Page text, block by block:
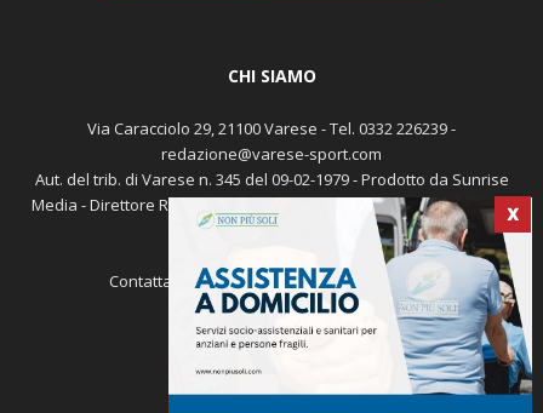
X
CHI SIAMO
Via Caracciolo 29, 21100 Varese - Tel. 0332 226239 -
redazione@varese-sport.com
Aut. del trib. di Varese n. 345 del 09-02-1979 - Prodotto da Sunrise
Media - Direttore Responsabile: Michele Marocco -Cookie policy
Pubblicità
Contattaci: redazione@varese-sport.com
SEGUICI